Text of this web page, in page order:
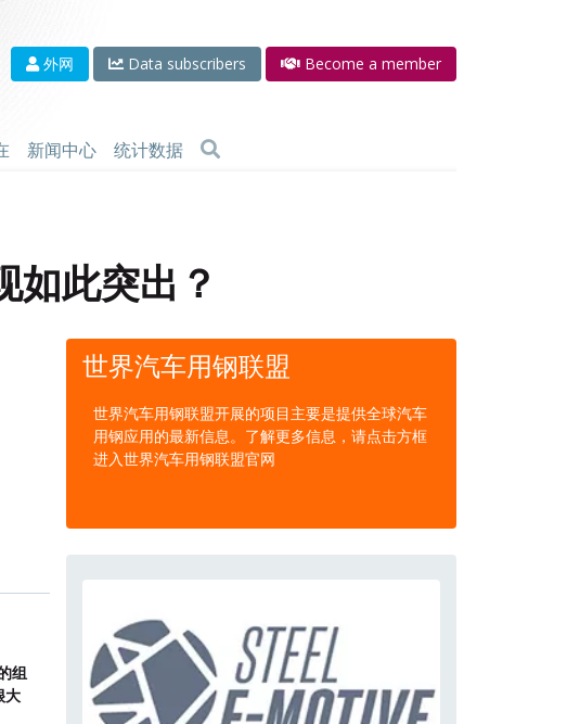
外网 Data subscribers Become a member
新闻中心 统计数据
如此突出？
组
大
世界汽车用钢联盟
世界汽车用钢联盟开展的项目主要是提供全球汽车
用钢应用的最新信息。了解更多信息，请点击方框
进入世界汽车用钢联盟官网